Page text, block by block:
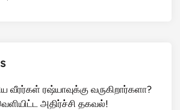
வீரர்கள் ரஷ்யாவுக்கு வருகிறார்களா?
அதிர்ச்சி தகவல்!